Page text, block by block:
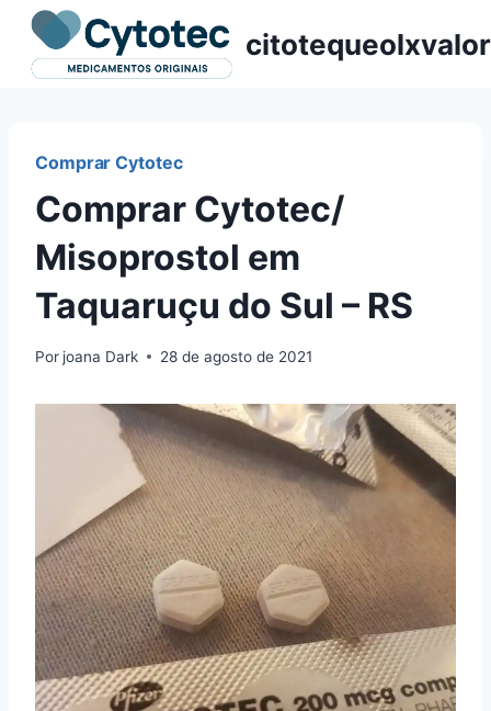
Pular
para
citotequeolxvalor
Comprar Cytotec
Comprar Cytotec/
Misoprostol em
Taquaruçu do Sul – RS
Por joana Dark 28 de agosto de 2021